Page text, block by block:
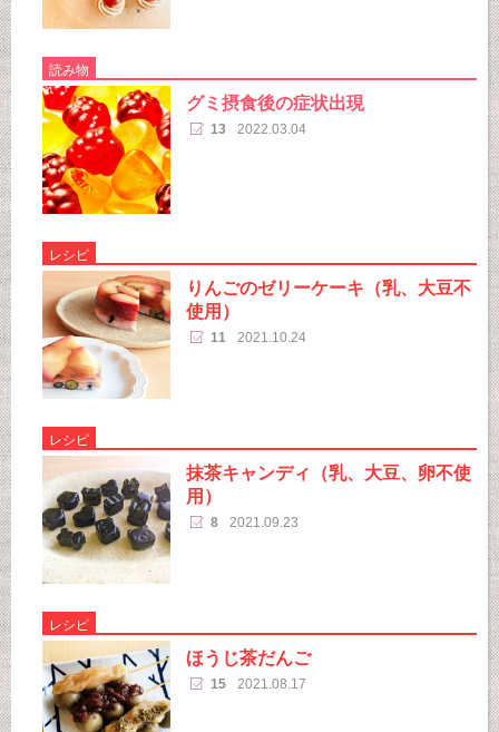
読み物
グミ摂食後の症状出現
13 2022.03.04
レシピ
りんごのゼリーケーキ（乳、大豆不
使用）
11 2021.10.24
レシピ
抹茶キャンディ（乳、大豆、卵不使
用）
8 2021.09.23
レシピ
ほうじ茶だんご
15 2021.08.17